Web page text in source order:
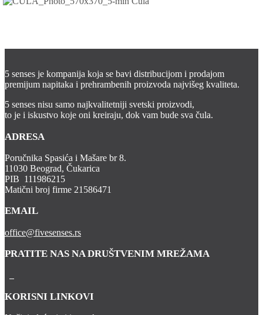
5 senses je kompanija koja se bavi distribucijom i prodajom
premijum napitaka i prehrambenih proizvoda najvišeg kvaliteta.
5 senses nisu samo najkvalitetniji svetski proizvodi,
to je i iskustvo koje oni kreiraju, dok vam bude sva čula.
ADRESA
Poručnika Spasića i Mašare br 8.
11030 Beograd, Čukarica
PIB 111986215
Matični broj firme 21586471
EMAIL
office@fivesenses.rs
PRATITE NAS NA DRUŠTVENIM MREŽAMA
KORISNI LINKOVI